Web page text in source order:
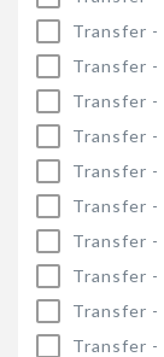
Transfer -
Transfer -
Transfer -
Transfer -
Transfer -
Transfer -
Transfer -
Transfer -
Transfer -
Transfer -